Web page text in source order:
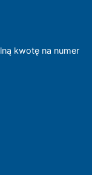
kwotę na numer